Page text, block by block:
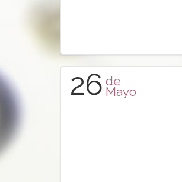
26 de
Mayo